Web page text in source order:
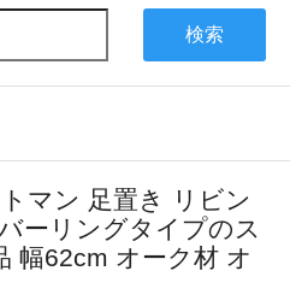
検索
マン 足置き リビン
ーリングタイプのス
幅62cm オーク材 オ